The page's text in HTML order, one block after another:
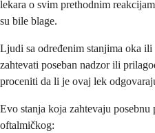
lekara o svim prethodnim
su bile blage.
Ljudi sa određenim stanjima oka
zahtevati poseban nadzor ili
proceniti da li je ovaj lek
Evo stanja koja zahtevaju
oftalmičkog: